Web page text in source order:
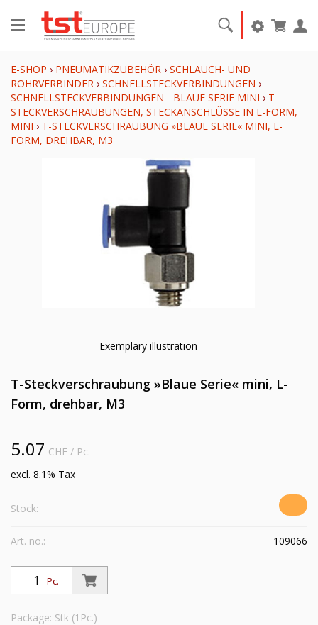
E-SHOP › PNEUMATIKZUBEHÖR › SCHLAUCH- UND
ROHRVERBINDER › SCHNELLSTECKVERBINDUNGEN ›
SCHNELLSTECKVERBINDUNGEN - BLAUE SERIE MINI › T-
STECKVERSCHRAUBUNGEN, STECKANSCHLÜSSE IN L-FORM,
MINI › T-STECKVERSCHRAUBUNG »BLAUE SERIE« MINI, L-
FORM, DREHBAR, M3
Exemplary illustration
T-Steckverschraubung »Blaue Serie« mini, L-
Form, drehbar, M3
5.07 CHF / Pc.
excl. 8.1% Tax
Stock:
Art. no.: 109066
Pc.
Package: Stk (1Pc.)